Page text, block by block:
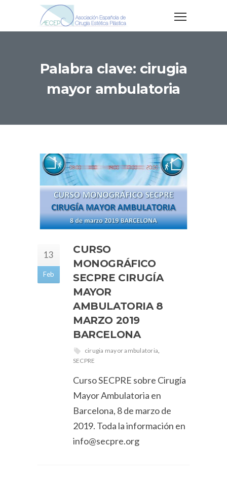
Palabra clave: cirugia
mayor ambulatoria
13
Feb
CURSO
MONOGRÁFICO
SECPRE CIRUGÍA
MAYOR
AMBULATORIA 8
MARZO 2019
BARCELONA
cirugia mayor ambulatoria,
SECPRE
Curso SECPRE sobre Cirugía
Mayor Ambulatoria en
Barcelona, 8 de marzo de
2019. Toda la información en
info@secpre.org